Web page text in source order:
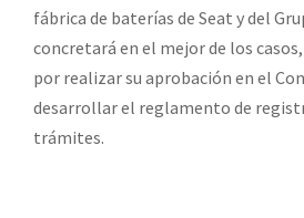
fábrica de baterías de Seat y del
concretará en el mejor de los
por realizar su aprobación en el
desarrollar el reglamento de
trámites.